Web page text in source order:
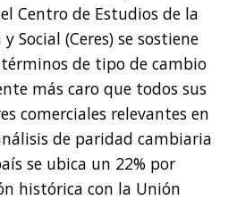
Centro de Estudios de la
Social (Ceres) se sostiene
de tipo de cambio
más caro que todos sus
comerciales relevantes en
de paridad cambiaria
se ubica un 22% por
histórica con la Unión